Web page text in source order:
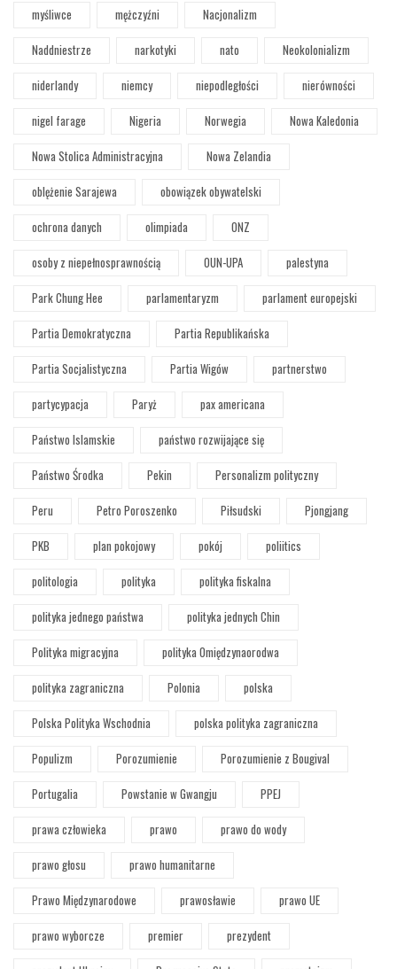
myśliwce
mężczyźni
Nacjonalizm
Naddniestrze
narkotyki nato
Neokolonializm
niderlandy
niemcy niepodległości
nierówności
nigel farage
Nigeria Norwegia
Nowa Kaledonia
Nowa Stolica Administracyjna
Nowa Zelandia
oblężenie Sarajewa
obowiązek obywatelski
ochrona danych
olimpiada
ONZ
osoby z niepełnosprawnością
OUN-UPA
palestyna
Park Chung Hee
parlamentaryzm
parlament europejski
Partia Demokratyczna
Partia Republikańska
Partia Socjalistyczna
Partia Wigów
partnerstwo
partycypacja
Paryż
pax americana
Państwo Islamskie
państwo rozwijające się
Państwo Środka
Pekin
Personalizm polityczny
Peru
Petro Poroszenko Piłsudski
Pjongjang
PKB
plan pokojowy pokój
poliitics
politologia
polityka
polityka fiskalna
polityka jednego państwa
polityka jednych Chin
Polityka migracyjna
polityka Omiędzynaorodwa
polityka zagraniczna
Polonia
polska
Polska Polityka Wschodnia
polska polityka zagraniczna
Populizm
Porozumienie
Porozumienie z Bougival
Portugalia
Powstanie w Gwangju
PPEJ
prawa człowieka
prawo
prawo do wody
prawo głosu
prawo humanitarne
Prawo Międzynarodowe
prawosławie
prawo UE
prawo wyborcze
premier
prezydent